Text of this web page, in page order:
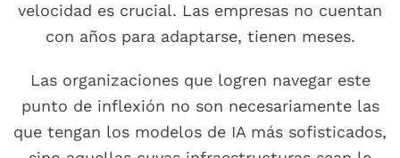
velocidad es crucial. Las empresas no cuentan
con años para adaptarse, tienen meses.
Las organizaciones que logren navegar este
punto de inflexión no son necesariamente las
que tengan los modelos de IA más sofisticados,